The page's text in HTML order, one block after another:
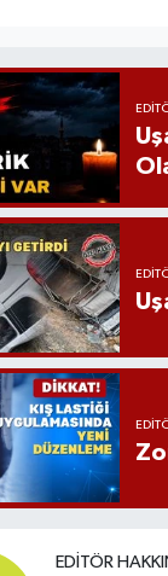
EDITÖR